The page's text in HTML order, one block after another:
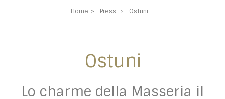
Home Press Ostuni
Ostuni
Lo charme della Masseria il